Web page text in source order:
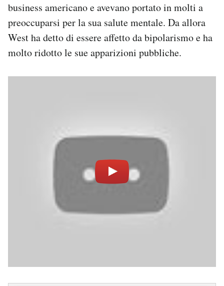
business americano e avevano portato in molti a
preoccuparsi per la sua salute mentale. Da allora
West ha detto di essere affetto da bipolarismo e ha
molto ridotto le sue apparizioni pubbliche.